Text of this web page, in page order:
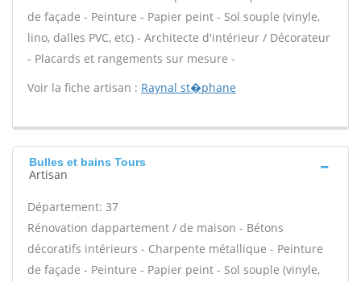
de façade - Peinture - Papier peint - Sol souple (vinyle,
lino, dalles PVC, etc) - Architecte d'intérieur / Décorateur
- Placards et rangements sur mesure -
Voir la fiche artisan : Raynal st�phane
Bulles et bains Tours
Artisan
Département: 37
Rénovation dappartement / de maison - Bétons
décoratifs intérieurs - Charpente métallique - Peinture
de façade - Peinture - Papier peint - Sol souple (vinyle,